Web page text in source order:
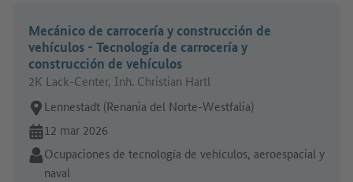
Mecánico de carrocería y construcción de
vehículos - Tecnología de carrocería y
construcción de vehículos
2K Lack-Center, Inh. Christian Hartl
Lugar de trabajo:
Lennestadt (Renania del Norte-Westfalia)
En línea desde:
12 mar 2026
Sector:
Ocupaciones de tecnología de vehículos, aeroespacial y
naval